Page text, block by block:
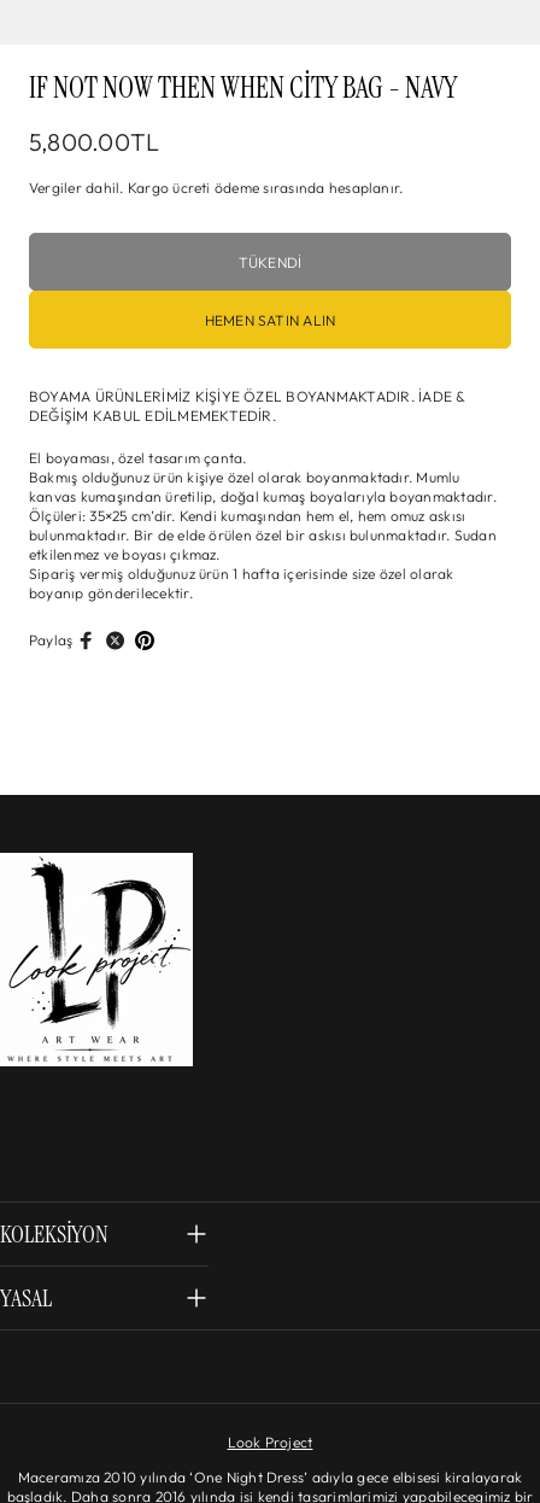
IF NOT NOW THEN WHEN CITY BAG - NAVY
5,800.00TL
Vergiler dahil. Kargo ücreti ödeme sırasında hesaplanır.
TÜKENDİ
HEMEN SATIN ALIN
BOYAMA ÜRÜNLERİMİZ KİŞİYE ÖZEL BOYANMAKTADIR. İADE &
DEĞİŞİM KABUL EDİLMEMEKTEDİR.
El boyaması, özel tasarım çanta.
Bakmış olduğunuz ürün kişiye özel olarak boyanmaktadır. Mumlu
kanvas kumaşından üretilip, doğal kumaş boyalarıyla boyanmaktadır.
Ölçüleri: 35×25 cm’dir. Kendi kumaşından hem el, hem omuz askısı
bulunmaktadır. Bir de elde örülen özel bir askısı bulunmaktadır. Sudan
etkilenmez ve boyası çıkmaz.
Sipariş vermiş olduğunuz ürün 1 hafta içerisinde size özel olarak
boyanıp gönderilecektir.
Paylaş
KOLEKSIYON
YASAL
Look Project
Maceramıza 2010 yılında ‘One Night Dress’ adıyla gece elbisesi kiralayarak
başladık. Daha sonra 2016 yılında isi kendi tasarimlarimizi yapabilecegimiz bir